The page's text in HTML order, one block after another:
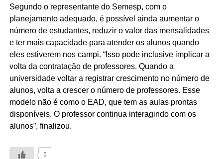
Segundo o representante do Semesp, com o
planejamento adequado, é possível ainda aumentar o
número de estudantes, reduzir o valor das mensalidades
e ter mais capacidade para atender os alunos quando
eles estiverem nos campi. “Isso pode inclusive implicar a
volta da contratação de professores. Quando a
universidade voltar a registrar crescimento no número de
alunos, volta a crescer o número de professores. Esse
modelo não é como o EAD, que tem as aulas prontas
disponíveis. O professor continua interagindo com os
alunos”, finalizou.
0